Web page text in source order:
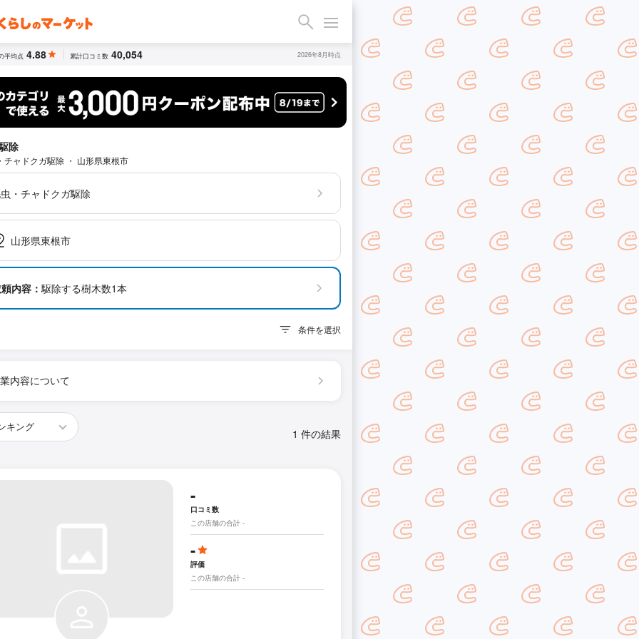
平均点 4.88 累計口コミ数 40,054 2026年8月時点
除
チャドクガ駆除 ・ 山形県東根市
・チャドクガ駆除
山形県東根市
内容： 駆除する樹木数1本
条件を選択
内容について
1 件の結果
-
口コミ数
この店舗の合計 -
-
評価
この店舗の合計 -